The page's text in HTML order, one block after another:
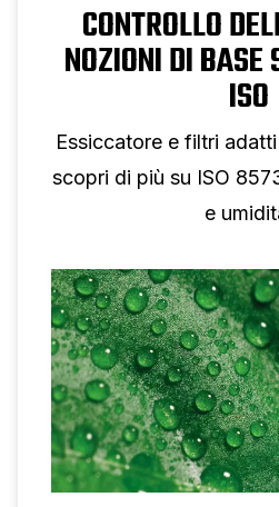
CONTROLLO
NOZIONI DI BASE
ISO
Essiccatore e filtri
scopri di più su ISO
e